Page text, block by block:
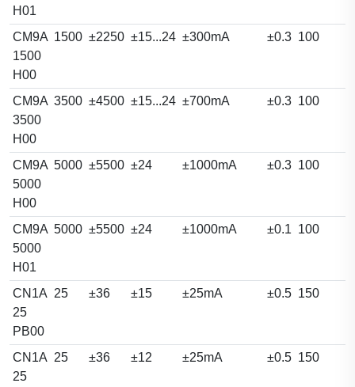
H01
CM9A
1500
H00
1500 ±2250 ±15...24 ±300mA ±0.3 100
CM9A
3500
H00
3500 ±4500 ±15...24 ±700mA ±0.3 100
CM9A
5000
H00
5000 ±5500 ±24 ±1000mA ±0.3 100
CM9A
5000
H01
5000 ±5500 ±24 ±1000mA ±0.1 100
CN1A
25
PB00
25 ±36 ±15 ±25mA ±0.5 150
CN1A
25
25 ±36 ±12 ±25mA ±0.5 150